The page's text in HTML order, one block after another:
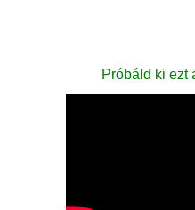
Próbáld ki ezt